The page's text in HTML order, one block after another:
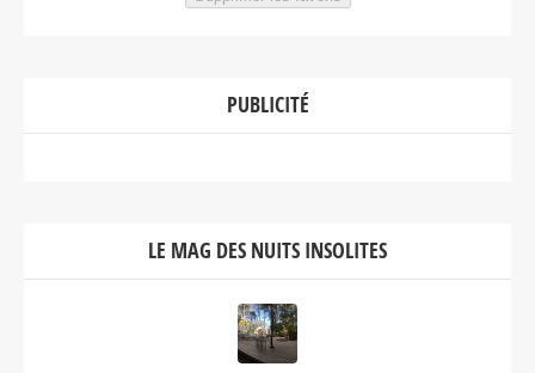
PUBLICITÉ
LE MAG DES NUITS INSOLITES